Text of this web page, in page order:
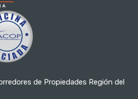
de Propiedades Región del